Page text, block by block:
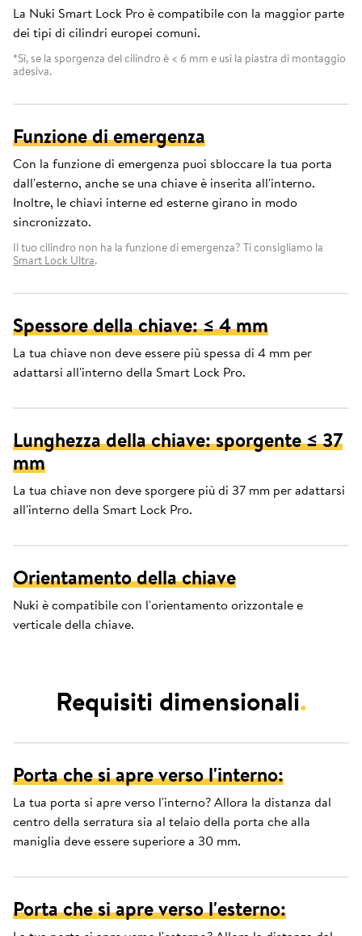
La Nuki Smart Lock Pro è compatibile con la maggior parte
dei tipi di cilindri europei comuni.
*Sì, se la sporgenza del cilindro è < 6 mm e usi la piastra di montaggio
adesiva.
Funzione di emergenza
Con la funzione di emergenza puoi sbloccare la tua porta
dall'esterno, anche se una chiave è inserita all'interno.
Inoltre, le chiavi interne ed esterne girano in modo
sincronizzato.
Il tuo cilindro non ha la funzione di emergenza? Ti consigliamo la
Smart Lock Ultra.
Spessore della chiave: ≤ 4 mm
La tua chiave non deve essere più spessa di 4 mm per
adattarsi all'interno della Smart Lock Pro.
Lunghezza della chiave: sporgente ≤ 37
mm
La tua chiave non deve sporgere più di 37 mm per adattarsi
all'interno della Smart Lock Pro.
Orientamento della chiave
Nuki è compatibile con l'orientamento orizzontale e
verticale della chiave.
Requisiti dimensionali.
Porta che si apre verso l'interno:
La tua porta si apre verso l'interno? Allora la distanza dal
centro della serratura sia al telaio della porta che alla
maniglia deve essere superiore a 30 mm.
Porta che si apre verso l'esterno: